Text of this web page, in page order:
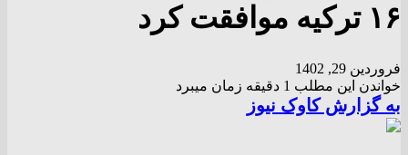
۱۶ ترکیه موافقت کرد
فروردین 29, 1402
خواندن این مطلب 1 دقیقه زمان میبرد
به گزارش کاوک نیوز